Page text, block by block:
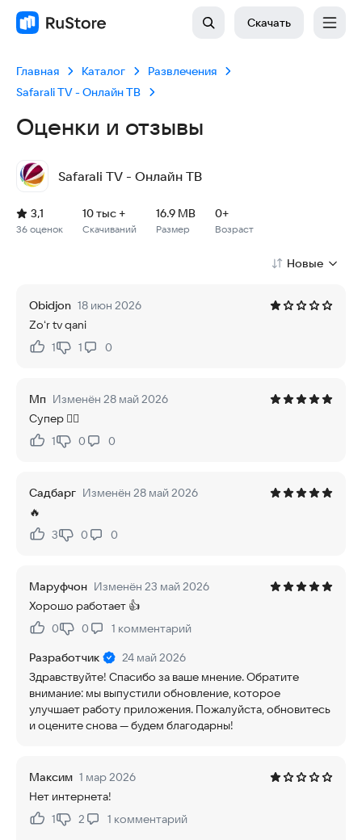
Скачать
Главная Каталог
Развлечения
Safarali TV - Онлайн ТВ
Оценки и отзывы
Safarali TV - Онлайн ТВ
Рейтинг: 3,1, 36 оценок
Скачиваний: 10 тыс +
Размер файла: 16.9 MB
Возрастное ограничение: 16.9 MB
36 оценок
3,1
Скачиваний
10 тыс +
Размер
16.9 MB
Возраст
0+
Новые
Obidjon 18 июн 2026
Zoʻr tv qani
Нравится:
1Не нравится:
1 0
Мп Изменён 28 май 2026
Супер 👍🏻
Нравится:
1Не нравится:
0 0
Садбарг Изменён 28 май 2026
🔥
Нравится:
3Не нравится:
0 0
Маруфчон Изменён 23 май 2026
Хорошо работает 👍
Нравится:
0Не нравится:
0 1 комментарий
Разработчик
24 май 2026
Здравствуйте! Спасибо за ваше мнение. Обратите
внимание: мы выпустили обновление, которое
улучшает работу приложения. Пожалуйста, обновитесь
и оцените снова — будем благодарны!
Максим 1 мар 2026
Нет интернета!
Нравится:
1Не нравится:
2 1 комментарий